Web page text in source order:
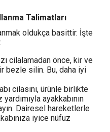
Talimatları
oldukça basittir. İşte
cilalamadan önce, kir ve
bezle silin. Bu, daha iyi
cilasını, ürünle birlikte
ayakkabının
Dairesel hareketlerle
iyice nüfuz